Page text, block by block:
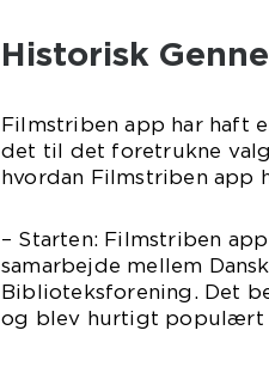
Historisk
Filmstriben app har haft
det til det foretrukne
hvordan Filmstriben app
– Starten: Filmstriben
samarbejde mellem
Biblioteksforening. Det
og blev hurtigt populært